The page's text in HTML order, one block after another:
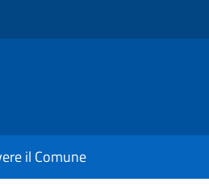
il Comune